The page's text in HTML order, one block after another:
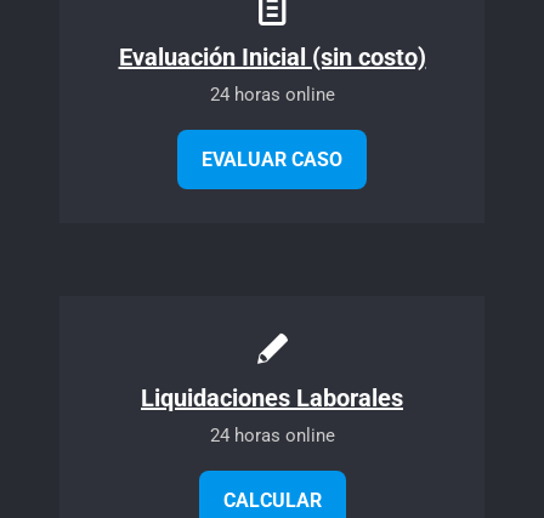
Evaluación Inicial (sin costo)
24 horas online
EVALUAR CASO
Liquidaciones Laborales
24 horas online
CALCULAR